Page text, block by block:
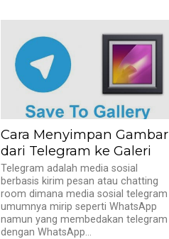
Cara Menyimpan Gambar
dari Telegram ke Galeri
Telegram adalah media sosial
berbasis kirim pesan atau chatting
room dimana media sosial telegram
umumnya mirip seperti WhatsApp
namun yang membedakan telegram
dengan WhatsApp...